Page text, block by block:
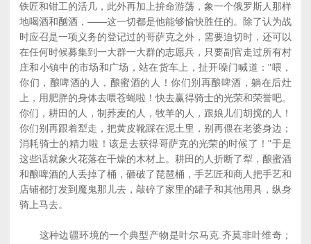
铁匠和钳工的活几，此外再加上拚命游荡，象一个俄罗斯人那样
地喝酒和酗酒，――这一切都是他能够愉快胜任的。除了认为战
时应召是一项义务的登记过的哥萨克之外，需要迫切时，还可以
在任何时候募集到一大群一大群的志愿兵，只要副官走过所有村
庄和小镇中的市场和广场，站在货车上，扯开噪门喊道："喂，
你们，酿啤酒的人，酿蜜酒的人！你们别再酿啤酒，躺在后灶
上，用肥胖的身体去喂苍蝇啦！快去赢得骑士的光荣和荣誉吧。
你们，耕田的人，制荞麦的人，牧羊的人，跟娘儿们胡搅的人！
你们别再跟着犁走，把黄皮靴踩在泥土里，别再偎在老婆身边；
消耗骑士的精力啦！该是去获得哥萨克的光荣的时候了！"于是
这些话就象火花落在干燥的木材上。耕田的人折断了犁，酿蜜酒
和酿啤酒的人丢掉了桶，砸破了琵琶桶，手艺匠和商人把手艺和
店铺都打发到魔鬼那儿去，敲碎了家里的罐子和其他用具，纵身
骑上马去。
这种边疆环境的一个典型产物是叶尔马克.齐莫非叶维奇；